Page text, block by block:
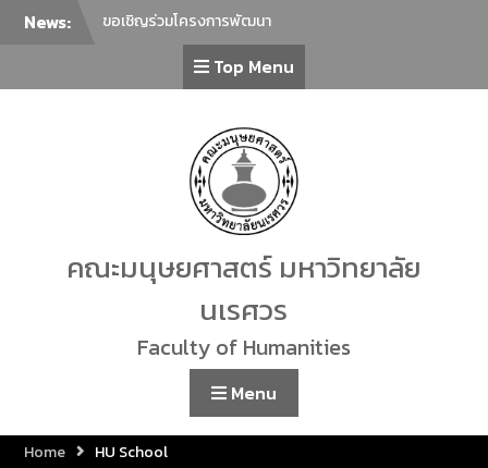
News:
ขอเชิญร่วมโครงการพัฒนา
ภาษาเพื่อยกระดับภาษาไทยสู่
นานาชาติ ครั้งที่ 2 ในหัวข้อ “การ
ล่าม การแปลภาษาไทยในฐานะ
ภาควิชาศิลปะการแสดง คณะ
มนุษยศาสตร์ มหาวิทยาลัย
นเรศวร ขอเชิญทุกท่านร่วมรับ
ชม การแสดงรำเดี่ยวมาตรฐาน
ทางด้านนาฏศิลป์ไทย ประจำปี
2569 โดยนิสิตชั้นปีที่ 4 สาขา
ขอเชิญเข้าร่วมกิจกรรม Lunch
Talk คณะมนุษยศาสตร์
คณะมนุษยศาสตร์ มหาวิทยาลัย
กิจกรรม “โครงการเชิดชูเกียรติ
ศิลปินท้องถิ่น”
Top Menu
คณะมนุษยศาสตร์ มหาวิทยาลัย
นเรศวร
Faculty of Humanities
Menu
Home HU School